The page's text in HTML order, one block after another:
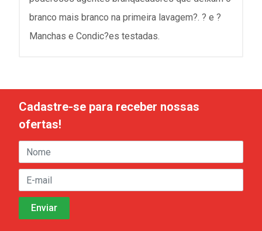
branco mais branco na primeira lavagem?. ? e ?
Manchas e Condic?es testadas.
Cadastre-se para receber nossas
ofertas!